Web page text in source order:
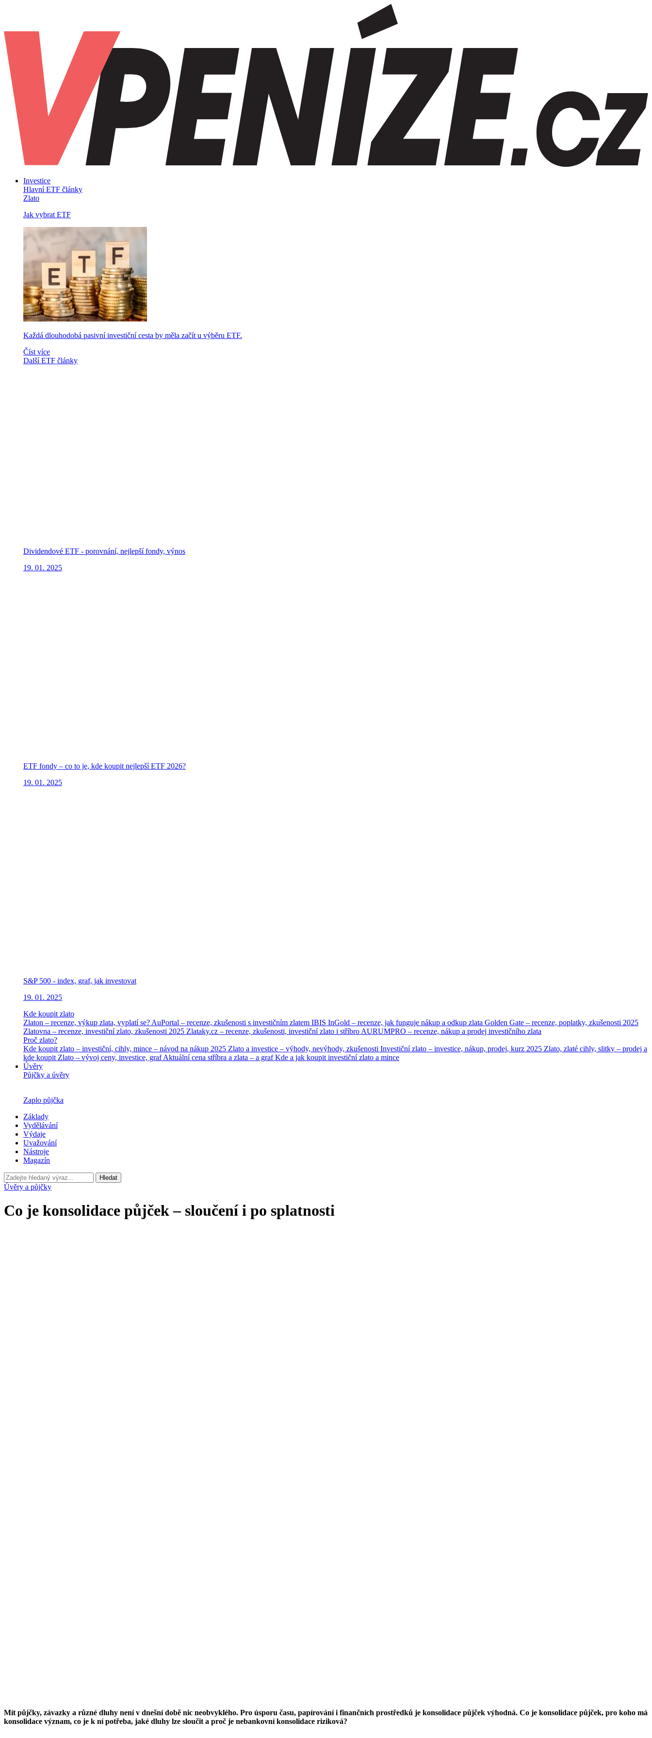
Investice
Hlavní ETF články
Zlato
Jak vybrat ETF
Každá dlouhodobá pasivní investiční cesta by měla začít u výběru ETF.
Číst více
Další ETF články
Dividendové ETF - porovnání, nejlepší fondy, výnos
19. 01. 2025
ETF fondy – co to je, kde koupit nejlepší ETF 2026?
19. 01. 2025
S&P 500 - index, graf, jak investovat
19. 01. 2025
Kde koupit zlato
Zlaton – recenze, výkup zlata, vyplatí se? AuPortal – recenze, zkušenosti s investičním zlatem IBIS InGold – recenze, jak funguje nákup a odkup zlata Golden Gate – recenze, poplatky, zkušenosti 2025
Zlatovna – recenze, investiční zlato, zkušenosti 2025 Zlataky.cz – recenze, zkušenosti, investiční zlato i stříbro AURUMPRO – recenze, nákup a prodej investičního zlata
Proč zlato?
Kde koupit zlato – investiční, cihly, mince – návod na nákup 2025 Zlato a investice – výhody, nevýhody, zkušenosti Investiční zlato – investice, nákup, prodej, kurz 2025 Zlato, zlaté cihly, slitky – prodej a
kde koupit Zlato – vývoj ceny, investice, grafAktuální cena stříbra a zlata – a grafKde a jak koupit investiční zlato a mince
Úvěry
Půjčky a úvěry
Zaplo půjčka
Základy
Vydělávání
Výdaje
Uvažování
Nástroje
Magazín
Hledat
Úvěry a půjčky
Co je konsolidace půjček – sloučení i po splatnosti
Mít půjčky, závazky a různé dluhy není v dnešní době nic neobvyklého. Pro úsporu času, papírování i finančních prostředků je konsolidace půjček výhodná. Co je konsolidace půjček, pro koho má
konsolidace význam, co je k ní potřeba, jaké dluhy lze sloučit a proč je nebankovní konsolidace riziková?